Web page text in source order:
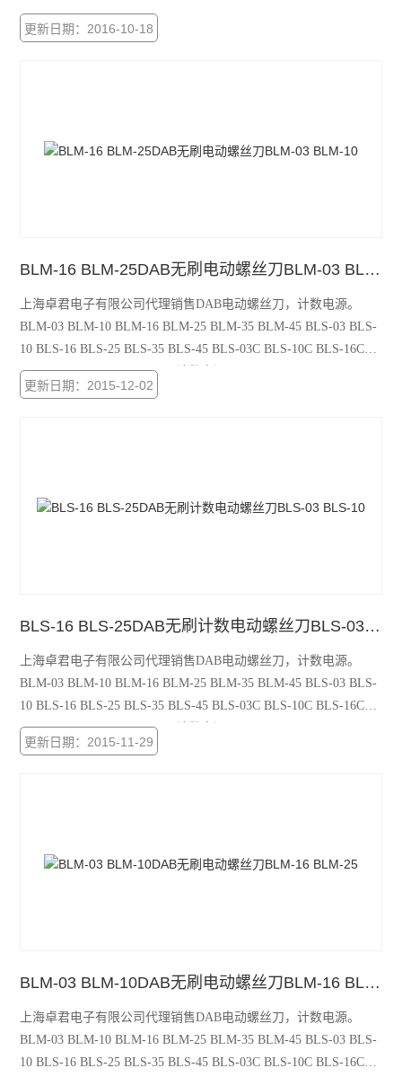
更新日期：2016-10-18
BLM-16 BLM-25DAB无刷电动螺丝刀BLM-03 BLM-10
上海卓君电子有限公司代理销售DAB电动螺丝刀，计数电源。
BLM-03 BLM-10 BLM-16 BLM-25 BLM-35 BLM-45 BLS-03 BLS-
10 BLS-16 BLS-25 BLS-35 BLS-45 BLS-03C BLS-10C BLS-16C
BLS-25C BLS-35C BLS-45C 计数电源：PS-60 PS-100 PS-100C
PS-100CH
更新日期：2015-12-02
BLS-16 BLS-25DAB无刷计数电动螺丝刀BLS-03 BLS-10
上海卓君电子有限公司代理销售DAB电动螺丝刀，计数电源。
BLM-03 BLM-10 BLM-16 BLM-25 BLM-35 BLM-45 BLS-03 BLS-
10 BLS-16 BLS-25 BLS-35 BLS-45 BLS-03C BLS-10C BLS-16C
BLS-25C BLS-35C BLS-45C 计数电源：PS-60 PS-100 PS-100C
PS-100CH
更新日期：2015-11-29
BLM-03 BLM-10DAB无刷电动螺丝刀BLM-16 BLM-25
上海卓君电子有限公司代理销售DAB电动螺丝刀，计数电源。
BLM-03 BLM-10 BLM-16 BLM-25 BLM-35 BLM-45 BLS-03 BLS-
10 BLS-16 BLS-25 BLS-35 BLS-45 BLS-03C BLS-10C BLS-16C